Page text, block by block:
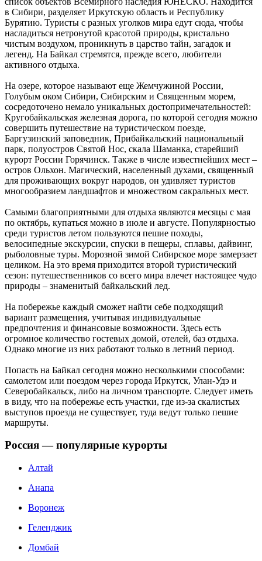
в Сибири, разделяет Иркутскую область и Республику
Бурятию. Туристы с разных уголков мира едут сюда, чтобы
насладиться нетронутой красотой природы, кристально
чистым воздухом, проникнуть в царство тайн, загадок и
легенд. На Байкал стремятся, прежде всего, любители
активного отдыха.
На озере, которое называют еще Жемчужиной России,
Голубым оком Сибири, Сибирским и Священным морем,
сосредоточено немало уникальных достопримечательностей:
Кругобайкальская железная дорога, по которой сегодня можно
совершить путешествие на туристическом поезде,
Баргузинский заповедник, Прибайкальский национальный
парк, полуостров Святой Нос, скала Шаманка, старейший
курорт России Горячинск. Также в числе известнейших мест –
остров Ольхон. Магический, населенный духами, священный
для проживающих вокруг народов, он удивляет туристов
многообразием ландшафтов и множеством сакральных мест.
Самыми благоприятными для отдыха являются месяцы с мая
по октябрь, купаться можно в июле и августе. Популярностью
среди туристов летом пользуются пешие походы,
велосипедные экскурсии, спуски в пещеры, сплавы, дайвинг,
рыболовные туры. Морозной зимой Сибирское море замерзает
целиком. На это время приходится второй туристический
сезон: путешественников со всего мира влечет настоящее чудо
природы – знаменитый байкальский лед.
На побережье каждый сможет найти себе подходящий
вариант размещения, учитывая индивидуальные
предпочтения и финансовые возможности. Здесь есть
огромное количество гостевых домой, отелей, баз отдыха.
Однако многие из них работают только в летний период.
Попасть на Байкал сегодня можно несколькими способами:
самолетом или поездом через города Иркутск, Улан-Удэ и
Северобайкальск, либо на личном транспорте. Следует иметь
в виду, что на побережье есть участки, где из-за скалистых
выступов проезда не существует, туда ведут только пешие
маршруты.
Россия — популярные курорты
Алтай
Анапа
Воронеж
Геленджик
Домбай